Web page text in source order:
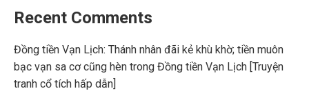
Recent Comments
Đồng tiền Vạn Lịch: Thánh nhân đãi kẻ khù khờ; tiền muôn
bạc vạn sa cơ cũng hèn trong Đồng tiền Vạn Lịch [Truyện
tranh cổ tích hấp dẫn]